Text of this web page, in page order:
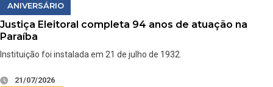
ANIVERSÁRIO
Justiça Eleitoral completa 94 anos de atuação na
Paraíba
Instituição foi instalada em 21 de julho de 1932.
21/07/2026